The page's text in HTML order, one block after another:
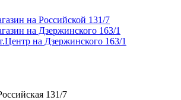
на Российской 131/7
на Дзержинского 163/1
на Дзержинского 163/1
131/7